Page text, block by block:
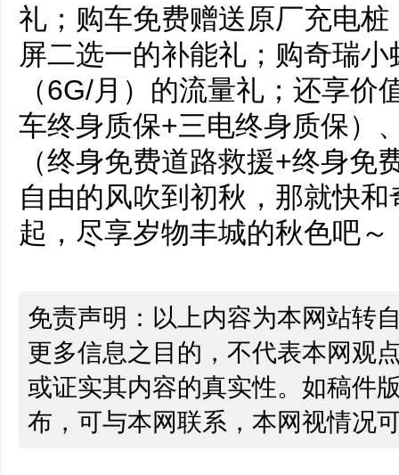
礼；购车免费赠送原厂充电
屏二选一的补能礼；购奇瑞
（6G/月）的流量礼；还享
车终身质保+三电终身质保）
（终身免费道路救援+终身
自由的风吹到初秋，那就快
起，尽享岁物丰城的秋色吧～
免责声明：以上内容为本网站转
更多信息之目的，不代表本网观
或证实其内容的真实性。如稿件
布，可与本网联系，本网视情况